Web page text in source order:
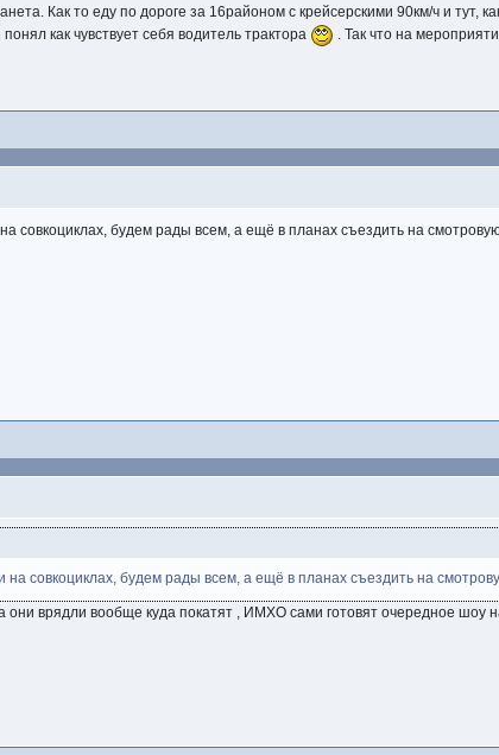
Как то еду по дороге за 16районом с крейсерскими 90км/ч и тут,
как чувствует себя водитель трактора
. Так что на
совкоциклах, будем рады всем, а ещё в планах съездить на
на совкоциклах, будем рады всем, а ещё в планах съездить на
они врядли вообще куда покатят , ИМХО сами готовят очередное шоу